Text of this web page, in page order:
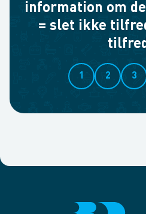
information om
= slet ikke
1 2 3